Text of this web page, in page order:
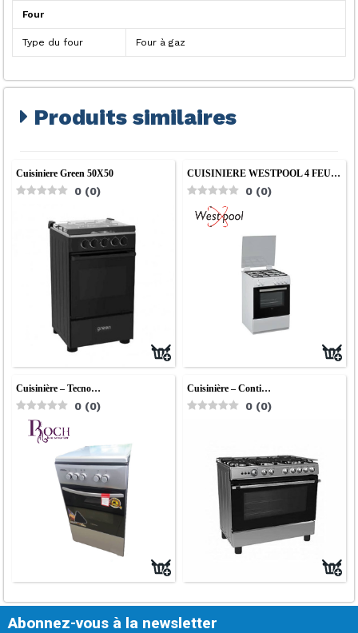
Four
Type du four Four à gaz
Produits similaires
Cuisiniere Green 50X50
0 (0)
CUISINIERE WESTPOOL 4 FEU…
0 (0)
Cuisinière – Tecno…
0 (0)
Cuisinière – Conti…
0 (0)
Abonnez-vous à la newsletter